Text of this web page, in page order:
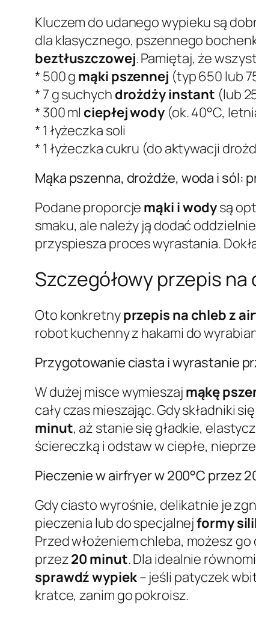
Kluczem do udanego wypieku są
dla klasycznego, pszennego
beztłuszczowej. Pamiętaj, że
* 500 g mąki pszennej (typ 650 lub
* 7 g suchych drożdży instant (lub
* 300 ml ciepłej wody(ok. 40°C,
* 1 łyżeczka soli
* 1 łyżeczka cukru (do aktywacji
Mąka pszenna, drożdże, woda i sól:
Podane proporcje mąki i wodysą
smaku, ale należy ją dodać
przyspiesza proces wyrastania.
Szczegółowy przepis
Oto konkretnyprzepis na chleb z
robot kuchenny z hakami do
Przygotowanie ciasta i wyrastanie
W dużej misce wymieszaj mąkę
cały czas mieszając. Gdy składniki
minut, aż stanie się gładkie,
ściereczką i odstaw w ciepłe,
Pieczenie w airfryer w 200°C przez
Gdy ciasto wyrośnie, delikatnie je
pieczenia lub do specjalnejformy
Przed włożeniem chleba, możesz
przez20 minut. Dla idealnie
sprawdź wypiek– jeśli patyczek
kratce, zanim go pokroisz.